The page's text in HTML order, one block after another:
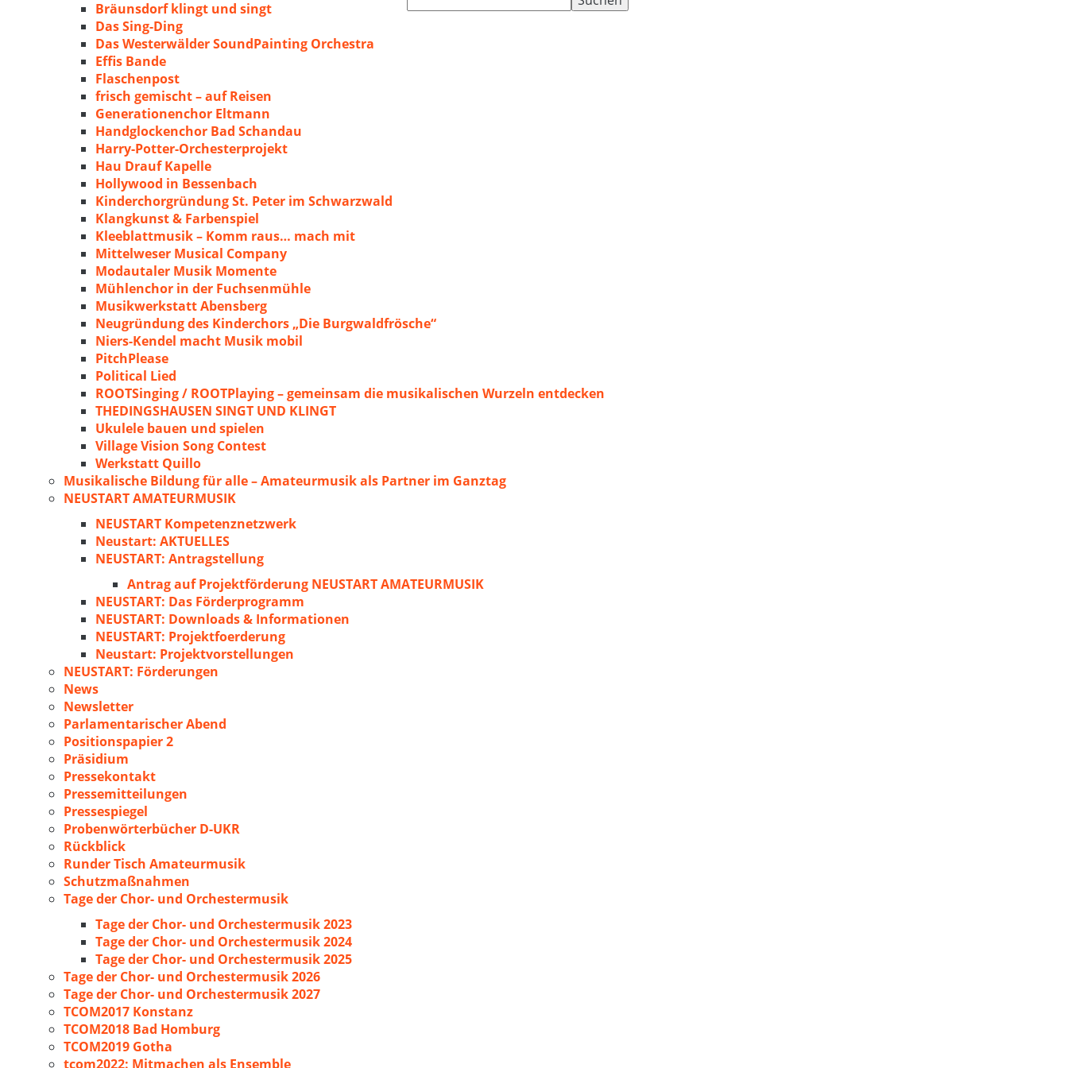
nach:
Bräunsdorf klingt und singt
Das Sing-Ding
Das Westerwälder SoundPainting Orchestra
Effis Bande
Flaschenpost
frisch gemischt – auf Reisen
Generationenchor Eltmann
Handglockenchor Bad Schandau
Harry-Potter-Orchesterprojekt
Hau Drauf Kapelle
Hollywood in Bessenbach
Kinderchorgründung St. Peter im Schwarzwald
Klangkunst & Farbenspiel
Kleeblattmusik – Komm raus… mach mit
Mittelweser Musical Company
Modautaler Musik Momente
Mühlenchor in der Fuchsenmühle
Musikwerkstatt Abensberg
Neugründung des Kinderchors „Die Burgwaldfrösche“
Niers-Kendel macht Musik mobil
PitchPlease
Political Lied
ROOTSinging / ROOTPlaying – gemeinsam die musikalischen Wurzeln entdecken
THEDINGSHAUSEN SINGT UND KLINGT
Ukulele bauen und spielen
Village Vision Song Contest
Werkstatt Quillo
Musikalische Bildung für alle – Amateurmusik als Partner im Ganztag
NEUSTART AMATEURMUSIK
NEUSTART Kompetenznetzwerk
Neustart: AKTUELLES
NEUSTART: Antragstellung
Antrag auf Projektförderung NEUSTART AMATEURMUSIK
NEUSTART: Das Förderprogramm
NEUSTART: Downloads & Informationen
NEUSTART: Projektfoerderung
Neustart: Projektvorstellungen
NEUSTART: Förderungen
News
Newsletter
Parlamentarischer Abend
Positionspapier 2
Präsidium
Pressekontakt
Pressemitteilungen
Pressespiegel
Probenwörterbücher D-UKR
Rückblick
Runder Tisch Amateurmusik
Schutzmaßnahmen
Tage der Chor- und Orchestermusik
Tage der Chor- und Orchestermusik 2023
Tage der Chor- und Orchestermusik 2024
Tage der Chor- und Orchestermusik 2025
Tage der Chor- und Orchestermusik 2026
Tage der Chor- und Orchestermusik 2027
TCOM2017 Konstanz
TCOM2018 Bad Homburg
TCOM2019 Gotha
tcom2022: Mitmachen als Ensemble